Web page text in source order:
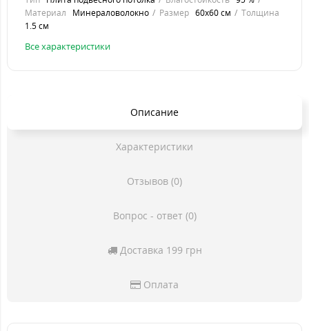
Материал
Минераловолокно Размер 60x60 см
Толщина
1.5 см
Все характеристики
Описание
Характеристики
Отзывов (0)
Вопрос - ответ (0)
Доставка 199 грн
Оплата